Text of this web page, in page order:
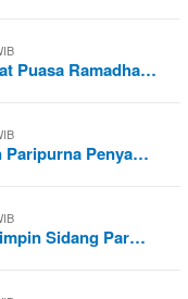
Puasa Ramadha…
Paripurna Penya…
Sidang Par…